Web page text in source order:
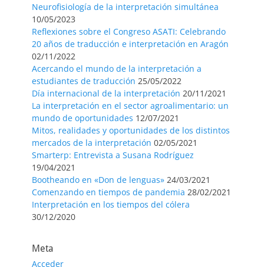
Neurofisiología de la interpretación simultánea
10/05/2023
Reflexiones sobre el Congreso ASATI: Celebrando
20 años de traducción e interpretación en Aragón
02/11/2022
Acercando el mundo de la interpretación a
estudiantes de traducción 25/05/2022
Día internacional de la interpretación 20/11/2021
La interpretación en el sector agroalimentario: un
mundo de oportunidades 12/07/2021
Mitos, realidades y oportunidades de los distintos
mercados de la interpretación 02/05/2021
Smarterp: Entrevista a Susana Rodríguez
19/04/2021
Bootheando en «Don de lenguas» 24/03/2021
Comenzando en tiempos de pandemia 28/02/2021
Interpretación en los tiempos del cólera
30/12/2020
Meta
Acceder